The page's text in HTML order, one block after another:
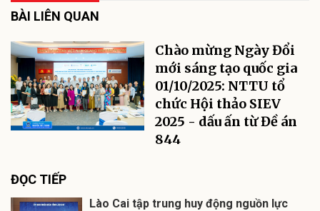
BÀI LIÊN QUAN
Chào mừng Ngày Đổi
mới sáng tạo quốc gia
01/10/2025: NTTU tổ
chức Hội thảo SIEV
2025 - dấu ấn từ Đề án
844
ĐỌC TIẾP
Lào Cai tập trung huy động nguồn lực